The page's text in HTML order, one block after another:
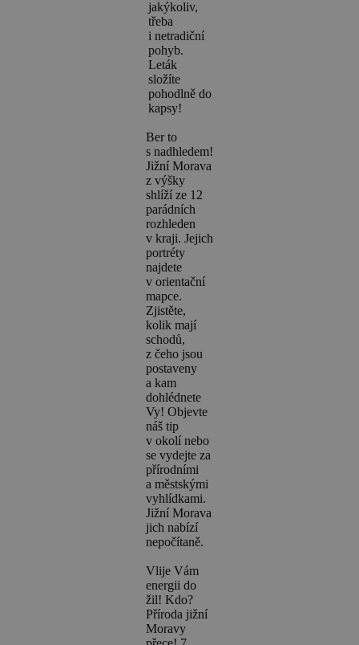
jakýkoliv,
třeba
i netradiční
pohyb.
Leták
složíte
pohodlně do
kapsy!
Ber to
s nadhledem!
Jižní Morava
z výšky
shlíží ze 12
parádních
rozhleden
v kraji. Jejich
portréty
najdete
v orientační
mapce.
Zjistěte,
kolik mají
schodů,
z čeho jsou
postaveny
a kam
dohlédnete
Vy! Objevte
náš tip
v okolí nebo
se vydejte za
přírodními
a městskými
vyhlídkami.
Jižní Morava
jich nabízí
nepočítaně.
Vlije Vám
energii do
žil! Kdo?
Příroda jižní
Moravy